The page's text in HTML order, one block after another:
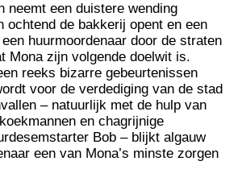
neemt een duistere wending
ochtend de bakkerij opent en een
huurmoordenaar door de straten
Mona zijn volgende doelwit is.
reeks bizarre gebeurtenissen
voor de verdediging van de stad
– natuurlijk met de hulp van
en chagrijnige
Bob – blijkt algauw
een van Mona’s minste zorgen